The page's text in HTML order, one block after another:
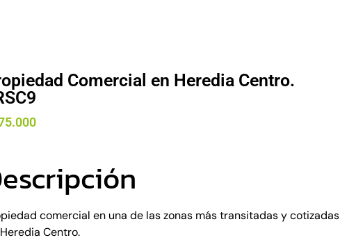
Comercial en Heredia Centro.
comercial en una de las zonas más transitadas y cotizadas
Centro.